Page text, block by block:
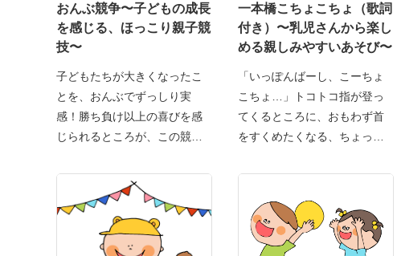
おんぶ競争〜子どもの成長
を感じる、ほっこり親子競
技〜
子どもたちが大きくなったこ
とを、おんぶでずっしり実
感！勝ち負け以上の喜びを感
じられるところが、この競技
一本橋こちょこちょ（歌詞
付き）〜乳児さんから楽し
める親しみやすいあそび〜
「いっぽんばーし、こーちょ
こちょ…」トコトコ指が登っ
てくるところに、おもわず首
をすくめたくなる、ちょっと